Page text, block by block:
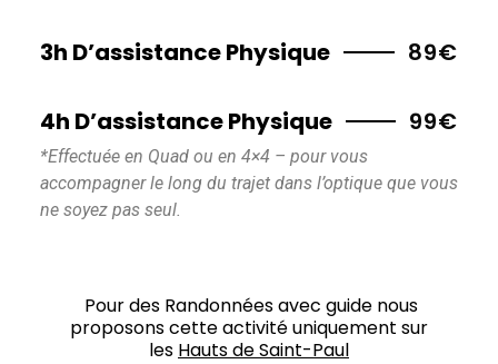
3h D’assistance Physique 89€
4h D’assistance Physique 99€
*Effectuée en Quad ou en 4×4 – pour vous
accompagner le long du trajet dans l’optique que vous
ne soyez pas seul.
Pour des Randonnées avec guide nous
proposons cette activité uniquement sur
les Hauts de Saint-Paul